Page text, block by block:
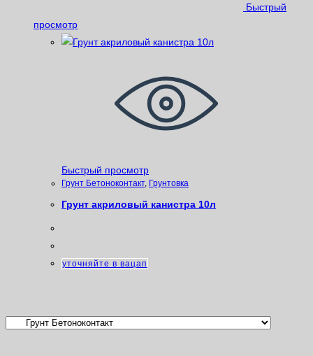
Быстрый
просмотр
Быстрый просмотр
Грунт Бетоноконтакт, Грунтовка
Грунт акриловый канистра 10л
уточняйте в вацап